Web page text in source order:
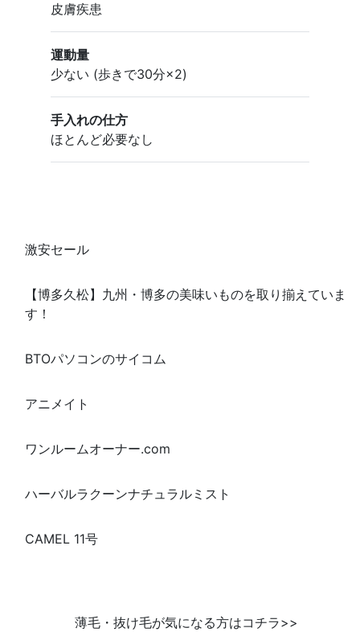
皮膚疾患
運動量
少ない (歩きで30分×2)
手入れの仕方
ほとんど必要なし
激安セール
【博多久松】九州・博多の美味いものを取り揃えていま
す！
BTOパソコンのサイコム
アニメイト
ワンルームオーナー.com
ハーバルラクーンナチュラルミスト
CAMEL 11号
薄毛・抜け毛が気になる方はコチラ>>